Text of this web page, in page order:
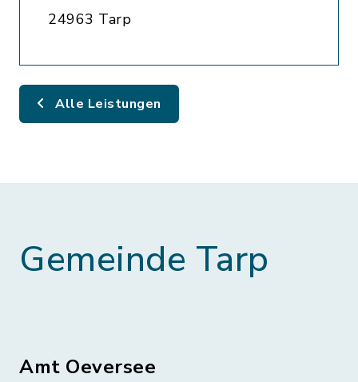
24963 Tarp
Alle Leistungen
Gemeinde Tarp
Amt Oeversee